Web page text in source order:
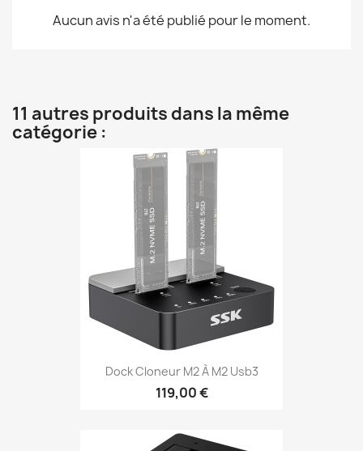
Aucun avis n'a été publié pour le moment.
11 autres produits dans la même
catégorie :
Dock Cloneur M2 À M2 Usb3
119,00 €